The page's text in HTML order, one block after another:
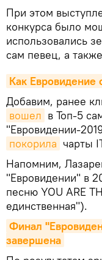
При этом
конкурса было
использовались
сам певец, а
Как Евровидение
Добавим, ранее
вошел в Топ-5
"Евровидении-
покорила чарты
Напомним,
"Евровидении" в
песню YOU ARE
единственная").
Финал
завершена